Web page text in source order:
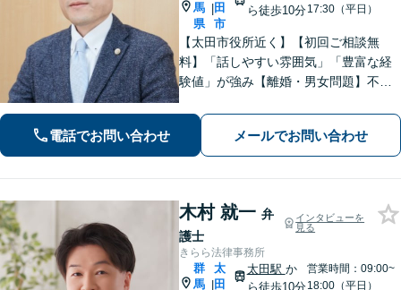
馬
県
|田
市
ら徒歩10分17:30（平日）
【太田市役所近く】【初回ご相談無
料】「話しやすい雰囲気」「豊富な経
験値」が強み【離婚・男女問題】不
せください【相続遺言】穏便な解決を
心がけています。交通事故、刑事事
件、医療問題などにも対応【休日の対
応可】
電話でお問い合わせ メールでお問い合わせ
木村 就一 弁
護士
インタビューを
見る
きらら法律事務所
群
馬 |
太
田
太田駅 か
ら徒歩10分
営業時間：09:00~
18:00（平日）